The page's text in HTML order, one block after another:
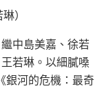
）
中島美嘉、徐若
若琳。以細膩嗓
銀河的危機：最奇